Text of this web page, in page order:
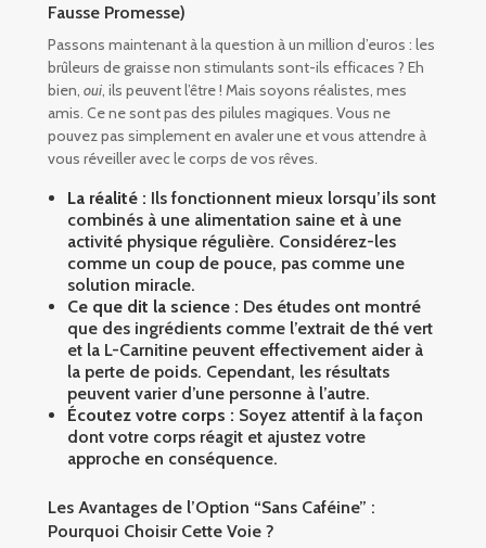
Fausse Promesse)
Passons maintenant à la question à un million d’euros : les
brûleurs de graisse non stimulants sont-ils efficaces ? Eh
bien, oui , ils peuvent l’être ! Mais soyons réalistes, mes
amis. Ce ne sont pas des pilules magiques. Vous ne
pouvez pas simplement en avaler une et vous attendre à
vous réveiller avec le corps de vos rêves.
La réalité : Ils fonctionnent mieux lorsqu’ils sont
combinés à une alimentation saine et à une
activité physique régulière. Considérez-les
comme un coup de pouce, pas comme une
solution miracle.
Ce que dit la science : Des études ont montré
que des ingrédients comme l’extrait de thé vert
et la L-Carnitine peuvent effectivement aider à
la perte de poids. Cependant, les résultats
peuvent varier d’une personne à l’autre.
Écoutez votre corps : Soyez attentif à la façon
dont votre corps réagit et ajustez votre
approche en conséquence.
Les Avantages de l’Option “Sans Caféine” :
Pourquoi Choisir Cette Voie ?